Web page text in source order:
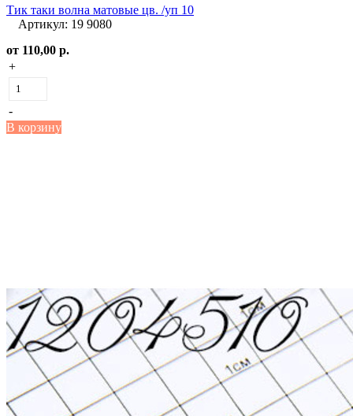
Тик таки волна матовые цв. /уп 10
Артикул: 19 9080
от 110,00 р.
+
-
В корзину